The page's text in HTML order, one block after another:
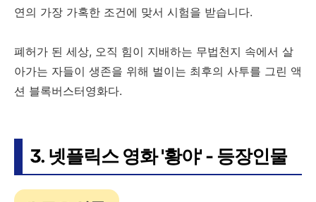
연의 가장 가혹한 조건에 맞서 시험을 받습니다.
폐허가 된 세상, 오직 힘이 지배하는 무법천지 속에서 살
아가는 자들이 생존을 위해 벌이는 최후의 사투를 그린 액
션 블록버스터영화다.
3. 넷플릭스 영화 '황야' - 등장인물